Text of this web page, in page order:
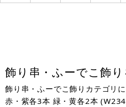
飾り串・ふーでこ飾
飾り串・ふーでこ飾りカテゴリ
赤・紫各3本 緑・黄各2本